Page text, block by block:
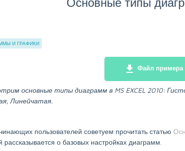
И ГРАФИКИ
file_download Файл примера
основные типы диаграмм в MS EXCEL 2010:
Линейчатая.
пользователей советуем прочитать статью
рассказывается о базовых настройках диаграмм.